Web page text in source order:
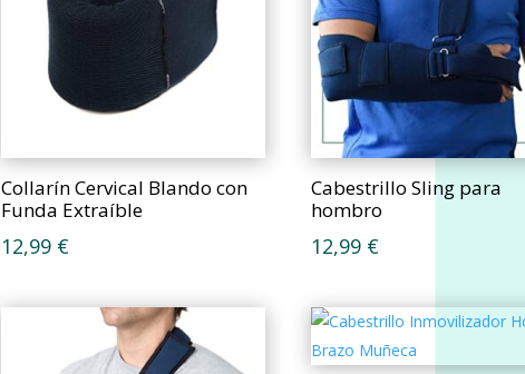
Collarín Cervical Blando con
Funda Extraíble
12,99 €
Cabestrillo Sling para
hombro
12,99 €